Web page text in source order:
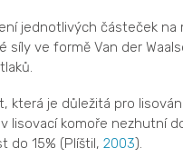
jednotlivých částeček na
ve formě Van der
která je důležitá pro
lisovací komoře nezhutní
do 15% (Plíštil, 2003).